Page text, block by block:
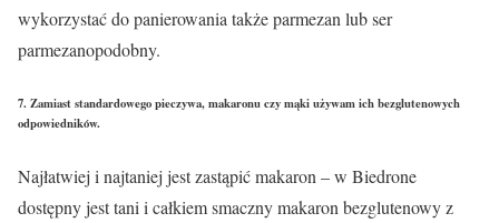
wykorzystać do panierowania także parmezan lub ser
parmezanopodobny.
7. Zamiast standardowego pieczywa, makaronu czy mąki używam ich bezglutenowych
odpowiedników.
Najłatwiej i najtaniej jest zastąpić makaron – w Biedrone
dostępny jest tani i całkiem smaczny makaron bezglutenowy z